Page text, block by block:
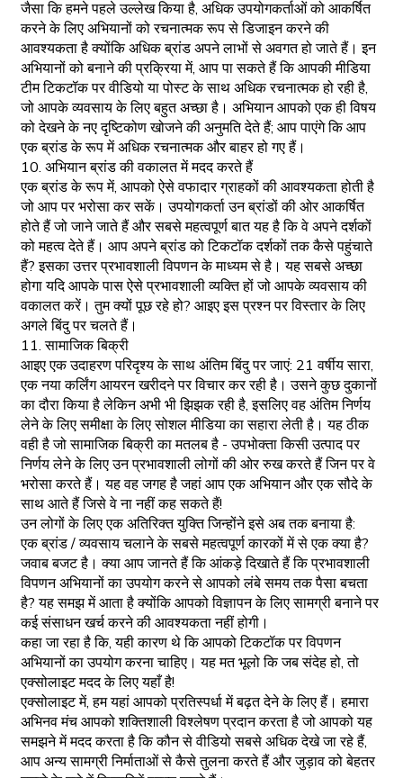
जैसा कि हमने पहले उल्लेख किया है, अधिक उपयोगकर्ताओं को आकर्षित
करने के लिए अभियानों को रचनात्मक रूप से डिजाइन करने की
आवश्यकता है क्योंकि अधिक ब्रांड अपने लाभों से अवगत हो जाते हैं। इन
अभियानों को बनाने की प्रक्रिया में, आप पा सकते हैं कि आपकी मीडिया
टीम टिकटॉक पर वीडियो या पोस्ट के साथ अधिक रचनात्मक हो रही है,
जो आपके व्यवसाय के लिए बहुत अच्छा है। अभियान आपको एक ही विषय
को देखने के नए दृष्टिकोण खोजने की अनुमति देते हैं; आप पाएंगे कि आप
एक ब्रांड के रूप में अधिक रचनात्मक और बाहर हो गए हैं।
10. अभियान ब्रांड की वकालत में मदद करते हैं
एक ब्रांड के रूप में, आपको ऐसे वफादार ग्राहकों की आवश्यकता होती है
जो आप पर भरोसा कर सकें। उपयोगकर्ता उन ब्रांडों की ओर आकर्षित
होते हैं जो जाने जाते हैं और सबसे महत्वपूर्ण बात यह है कि वे अपने दर्शकों
को महत्व देते हैं। आप अपने ब्रांड को टिकटॉक दर्शकों तक कैसे पहुंचाते
हैं? इसका उत्तर प्रभावशाली विपणन के माध्यम से है। यह सबसे अच्छा
होगा यदि आपके पास ऐसे प्रभावशाली व्यक्ति हों जो आपके व्यवसाय की
वकालत करें। तुम क्यों पूछ रहे हो? आइए इस प्रश्न पर विस्तार के लिए
अगले बिंदु पर चलते हैं।
11. सामाजिक बिक्री
आइए एक उदाहरण परिदृश्य के साथ अंतिम बिंदु पर जाएं: 21 वर्षीय सारा,
एक नया कर्लिंग आयरन खरीदने पर विचार कर रही है। उसने कुछ दुकानों
का दौरा किया है लेकिन अभी भी झिझक रही है, इसलिए वह अंतिम निर्णय
लेने के लिए समीक्षा के लिए सोशल मीडिया का सहारा लेती है। यह ठीक
वही है जो सामाजिक बिक्री का मतलब है - उपभोक्ता किसी उत्पाद पर
निर्णय लेने के लिए उन प्रभावशाली लोगों की ओर रुख करते हैं जिन पर वे
भरोसा करते हैं। यह वह जगह है जहां आप एक अभियान और एक सौदे के
साथ आते हैं जिसे वे ना नहीं कह सकते हैं!
उन लोगों के लिए एक अतिरिक्त युक्ति जिन्होंने इसे अब तक बनाया है:
एक ब्रांड / व्यवसाय चलाने के सबसे महत्वपूर्ण कारकों में से एक क्या है?
जवाब बजट है। क्या आप जानते हैं कि आंकड़े दिखाते हैं कि प्रभावशाली
विपणन अभियानों का उपयोग करने से आपको लंबे समय तक पैसा बचता
है? यह समझ में आता है क्योंकि आपको विज्ञापन के लिए सामग्री बनाने पर
कई संसाधन खर्च करने की आवश्यकता नहीं होगी।
कहा जा रहा है कि, यही कारण थे कि आपको टिकटॉक पर विपणन
अभियानों का उपयोग करना चाहिए। यह मत भूलो कि जब संदेह हो, तो
एक्सोलाइट मदद के लिए यहाँ है!
एक्सोलाइट में, हम यहां आपको प्रतिस्पर्धा में बढ़त देने के लिए हैं। हमारा
अभिनव मंच आपको शक्तिशाली विश्लेषण प्रदान करता है जो आपको यह
समझने में मदद करता है कि कौन से वीडियो सबसे अधिक देखे जा रहे हैं,
आप अन्य सामग्री निर्माताओं से कैसे तुलना करते हैं और जुड़ाव को बेहतर